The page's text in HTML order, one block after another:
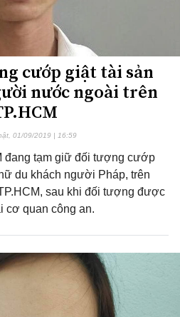
cướp giật tài sản
nước ngoài trên
01/09/2019 | 16:59
đang tạm giữ đối tượng cướp
du khách người Pháp, trên
sau khi đối tượng được
cơ quan công an.